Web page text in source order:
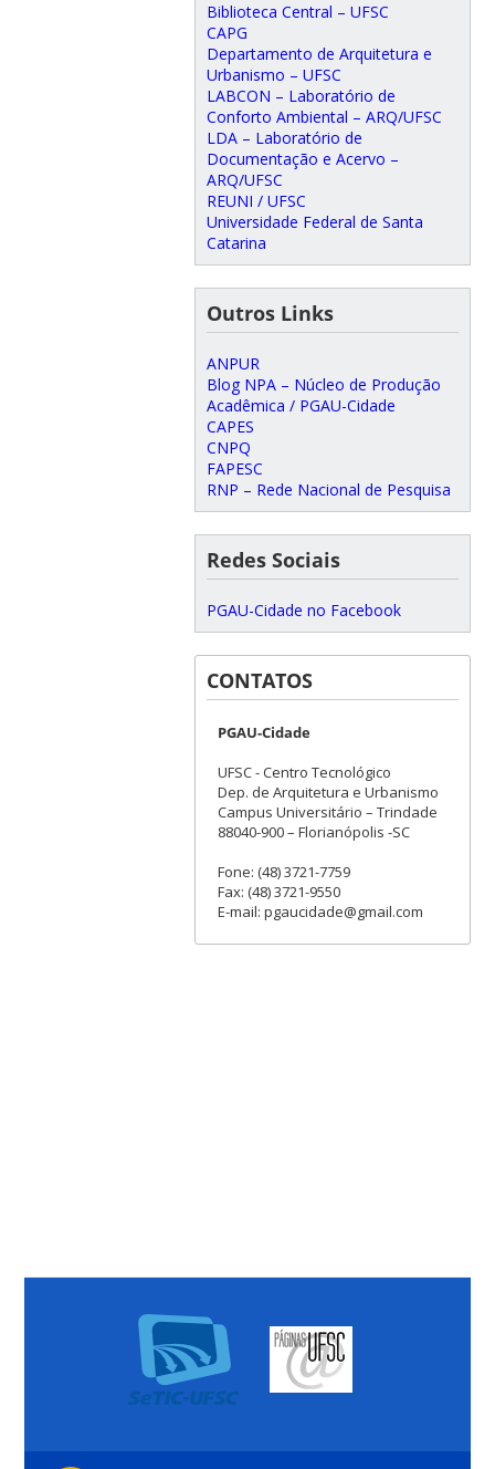
Biblioteca Central – UFSC
CAPG
Departamento de Arquitetura e
Urbanismo – UFSC
LABCON – Laboratório de
Conforto Ambiental – ARQ/UFSC
LDA – Laboratório de
Documentação e Acervo –
ARQ/UFSC
REUNI / UFSC
Universidade Federal de Santa
Catarina
Outros Links
ANPUR
Blog NPA – Núcleo de Produção
Acadêmica / PGAU-Cidade
CAPES
CNPQ
FAPESC
RNP – Rede Nacional de Pesquisa
Redes Sociais
PGAU-Cidade no Facebook
CONTATOS
PGAU-Cidade
UFSC - Centro Tecnológico
Dep. de Arquitetura e Urbanismo
Campus Universitário – Trindade
88040-900 – Florianópolis -SC
Fone: (48) 3721-7759
Fax: (48) 3721-9550
E-mail: pgaucidade@gmail.com